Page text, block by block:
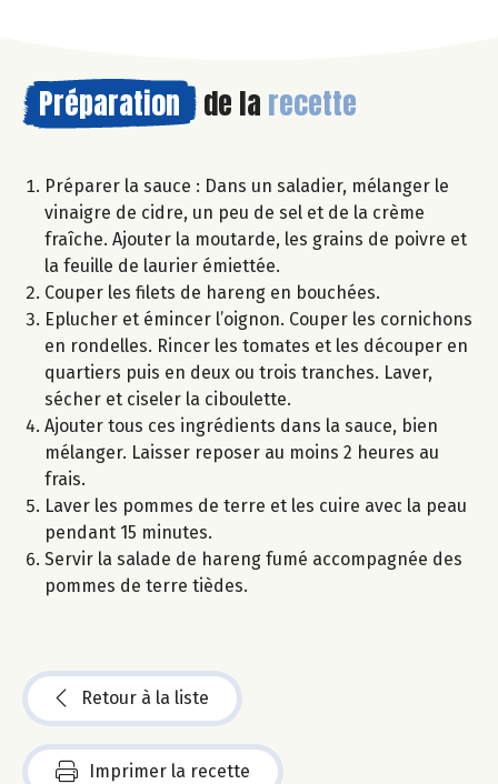
Préparation de la recette
Préparer la sauce : Dans un saladier, mélanger le
vinaigre de cidre, un peu de sel et de la crème
fraîche. Ajouter la moutarde, les grains de poivre et
la feuille de laurier émiettée.
Couper les filets de hareng en bouchées.
Eplucher et émincer l’oignon. Couper les cornichons
en rondelles. Rincer les tomates et les découper en
quartiers puis en deux ou trois tranches. Laver,
sécher et ciseler la ciboulette.
Ajouter tous ces ingrédients dans la sauce, bien
mélanger. Laisser reposer au moins 2 heures au
frais.
Laver les pommes de terre et les cuire avec la peau
pendant 15 minutes.
Servir la salade de hareng fumé accompagnée des
pommes de terre tièdes.
Retour à la liste
Imprimer la recette